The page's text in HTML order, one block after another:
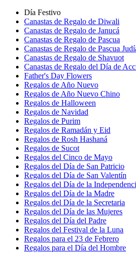
Día Festivo
Canastas de Regalo de Diwali
Canastas de Regalo de Janucá
Canastas de Regalo de Pascua
Canastas de Regalo de Pascua
Canastas de Regalo de Shavuot
Canastas de Regalo del Día de
Father's Day Flowers
Regalos de Año Nuevo
Regalos de Año Nuevo Chino
Regalos de Halloween
Regalos de Navidad
Regalos de Purim
Regalos de Ramadán y Eid
Regalos de Rosh Hashaná
Regalos de Sucot
Regalos del Cinco de Mayo
Regalos del Día de San Patricio
Regalos del Día de San Valentín
Regalos del Día de la
Regalos del Día de la Madre
Regalos del Día de la Secretaria
Regalos del Día de las Mujeres
Regalos del Día del Padre
Regalos del Festival de la Luna
Regalos para el 23 de Febrero
Regalos para el Día del Hombre